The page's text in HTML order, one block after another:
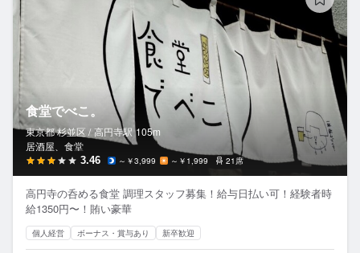
食堂でべこ。
東京都 杉並区 / 高円寺駅 105m
居酒屋、食堂
3.46 ～￥3,999 ～￥1,999 21席
高円寺の呑める食堂 調理スタッフ募集！給与日払い可！経験者時
給1350円〜！賄い豪華
個人経営 ボーナス・賞与あり 新卒歓迎